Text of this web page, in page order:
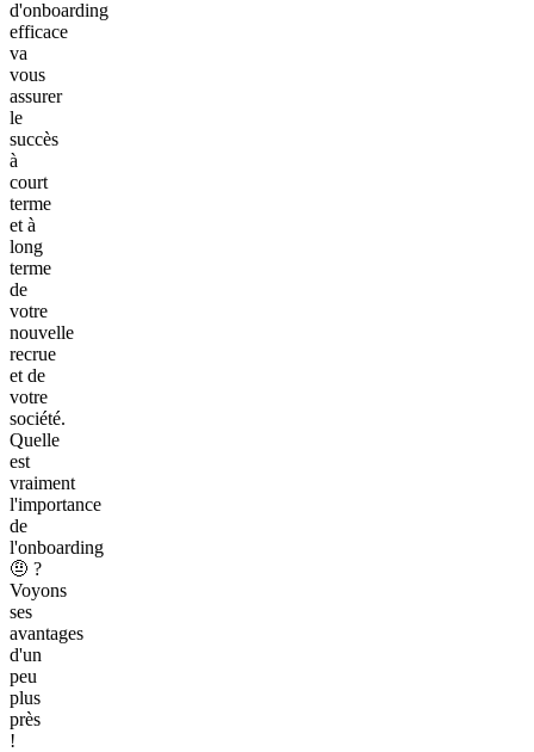
d'onboarding
efficace
va
vous
assurer
le
succès
à
court
terme
et à
long
terme
de
votre
nouvelle
recrue
et de
votre
société.
Quelle
est
vraiment
l'importance
de
l'onboarding
🤨 ?
Voyons
ses
avantages
d'un
peu
plus
près
!